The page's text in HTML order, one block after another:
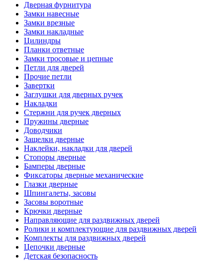
Дверная фурнитура
Замки навесные
Замки врезные
Замки накладные
Цилиндры
Планки ответные
Замки тросовые и цепные
Петли для дверей
Прочие петли
Завертки
Заглушки для дверных ручек
Накладки
Стержни для ручек дверных
Пружины дверные
Доводчики
Защелки дверные
Наклейки, накладки для дверей
Стопоры дверные
Бамперы дверные
Фиксаторы дверные механические
Глазки дверные
Шпингалеты, засовы
Засовы воротные
Крючки дверные
Направляющие для раздвижных дверей
Ролики и комплектующие для раздвижных дверей
Комплекты для раздвижных дверей
Цепочки дверные
Детская безопасность